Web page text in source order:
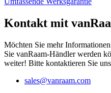
Kontakt mit
Möchten Sie mehr
Sie vanRaam-Händler werden
weiter! Bitte kontaktieren Sie
sales@vanraam.com